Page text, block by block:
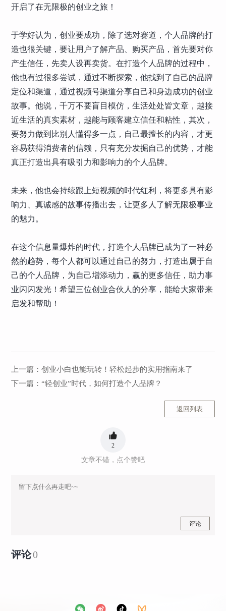
开启了在无限极的创业之旅！
于学好认为，创业要成功，除了选对赛道，个人品牌的打
造也很关键，要让用户了解产品、购买产品，首先要对你
产生信任，先卖人设再卖货。在打造个人品牌的过程中，
他也有过很多尝试，通过不断探索，他找到了自己的品牌
定位和渠道，通过视频号渠道分享自己和身边成功的创业
故事。他说，千万不要盲目模仿，生活处处皆文章，越接
近生活的真实素材，越能与顾客建立信任和粘性，其次，
要努力做到比别人懂得多一点，自己最擅长的内容，才更
容易获得消费者的信赖，只有充分发掘自己的优势，才能
真正打造出具有吸引力和影响力的个人品牌。
未来，他也会持续跟上短视频的时代红利，将更多具有影
响力、真诚感的故事传播出去，让更多人了解无限极事业
的魅力。
在这个信息量爆炸的时代，打造个人品牌已成为了一种必
然的趋势，每个人都可以通过自己的努力，打造出属于自
己的个人品牌，为自己增添动力，赢的更多信任，助力事
业闪闪发光！希望三位创业合伙人的分享，能给大家带来
启发和帮助！
上一篇：创业小白也能玩转！轻松起步的实用指南来了
下一篇：“轻创业”时代，如何打造个人品牌？
返回列表
2
文章不错，点个赞吧
评论
评论0